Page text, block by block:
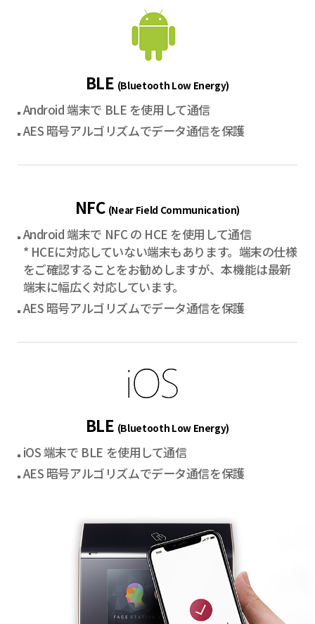
BLE (Bluetooth Low Energy)
Android 端末で BLE を使用して通信
AES 暗号アルゴリズムでデータ通信を保護
NFC (Near Field Communication)
Android 端末で NFC の HCE を使用して通信
* HCEに対応していない端末もあります。端末の仕様
をご確認することをお勧めしますが、本機能は最新
端末に幅広く対応しています。
AES 暗号アルゴリズムでデータ通信を保護
BLE (Bluetooth Low Energy)
iOS 端末で BLE を使用して通信
AES 暗号アルゴリズムでデータ通信を保護